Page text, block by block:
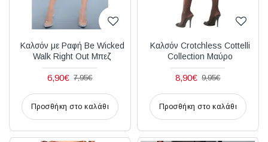
Καλσόν με Ραφή Be Wicked
Walk Right Out Μπεζ
6,90€ 7,95€
Προσθήκη στο καλάθι
Καλσόν Crotchless Cottelli
Collection Μαύρο
8,90€ 9,95€
Προσθήκη στο καλάθι